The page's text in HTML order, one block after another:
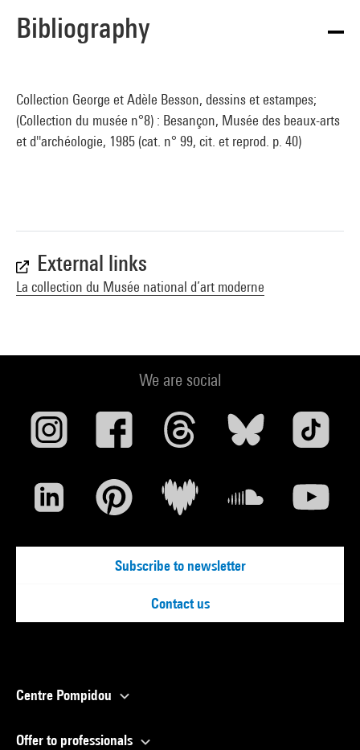
Bibliography
Collection George et Adèle Besson, dessins et estampes;
(Collection du musée n°8) : Besançon, Musée des beaux-arts
et d''archéologie, 1985 (cat. n° 99, cit. et reprod. p. 40)
External links
La collection du Musée national d’art moderne
We are social
Subscribe to newsletter
Contact us
Centre Pompidou
Offer to professionals